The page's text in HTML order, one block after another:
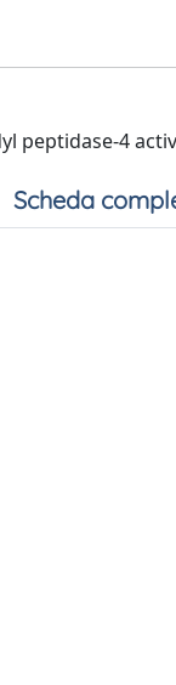
peptidase-4
Scheda